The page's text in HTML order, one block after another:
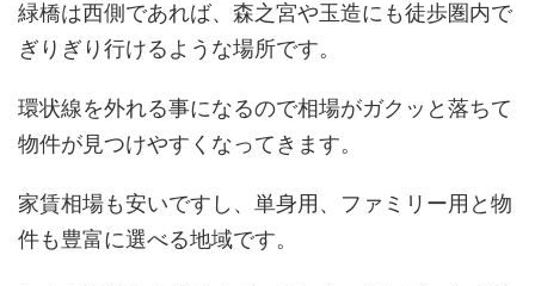
緑橋は西側であれば、森之宮や玉造にも徒歩圏内で
ぎりぎり行けるような場所です。
環状線を外れる事になるので相場がガクッと落ちて
物件が見つけやすくなってきます。
家賃相場も安いですし、単身用、ファミリー用と物
件も豊富に選べる地域です。